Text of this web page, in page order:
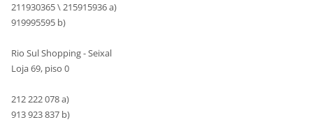
211930365 \ 215915936 a)
919995595 b)
Rio Sul Shopping - Seixal
Loja 69, piso 0
212 222 078 a)
913 923 837 b)